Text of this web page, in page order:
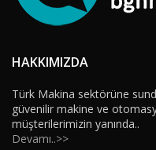
HAKKIMIZDA
Türk Makina sektörüne
güvenilir makine ve
müşterilerimizin yanında..
Devamı..>>